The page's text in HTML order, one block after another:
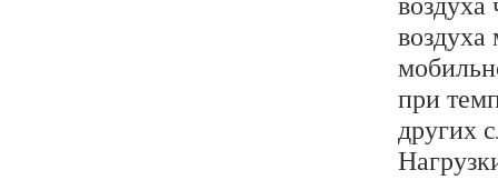
воздуха
при
других